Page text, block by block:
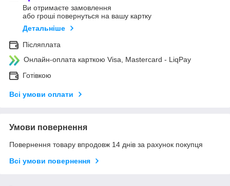
Ви отримаєте замовлення
або гроші повернуться на вашу картку
Детальніше
Післяплата
Онлайн-оплата карткою Visa, Mastercard - LiqPay
Готівкою
Всі умови оплати
Умови повернення
Повернення товару впродовж 14 днів за рахунок покупця
Всі умови повернення